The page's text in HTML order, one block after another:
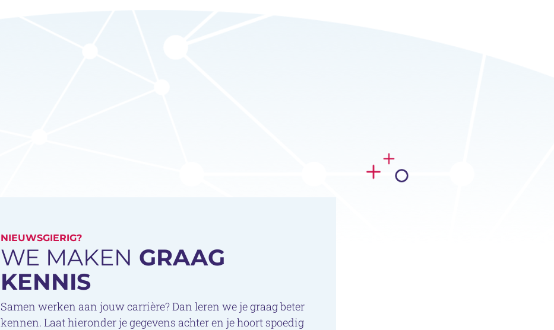
WE MAKEN GRAAG
KENNIS
NIEUWSGIERIG?
Samen werken aan jouw carrière? Dan leren we je graag beter
kennen. Laat hieronder je gegevens achter en je hoort spoedig